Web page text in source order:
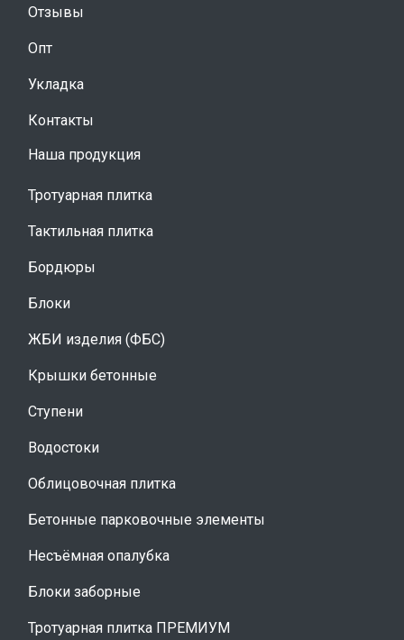
Отзывы
Опт
Укладка
Контакты
Наша продукция
Тротуарная плитка
Тактильная плитка
Бордюры
Блоки
ЖБИ изделия (ФБС)
Крышки бетонные
Ступени
Водостоки
Облицовочная плитка
Бетонные парковочные элементы
Несъёмная опалубка
Блоки заборные
Тротуарная плитка ПРЕМИУМ